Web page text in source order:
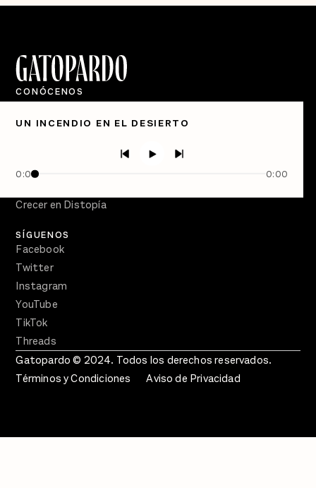
UN INCENDIO EN EL DESIERTO
0:00 0:00
CONÓCENOS
Quiénes Somos
Directorio
Semanario Gatopardo
Crecer en Distopía
SÍGUENOS
Facebook
Twitter
Instagram
YouTube
TikTok
Threads
Gatopardo © 2024. Todos los derechos reservados.
Términos y Condiciones
Aviso de Privacidad